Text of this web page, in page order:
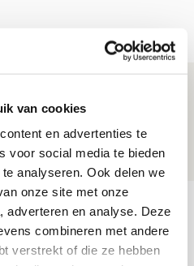
van cookies
en advertenties te
voor social media te bieden
analyseren. Ook delen we
onze site met onze
adverteren en analyse. Deze
combineren met andere
verstrekt of die ze hebben
naar Dublin
of -meid bij Jong